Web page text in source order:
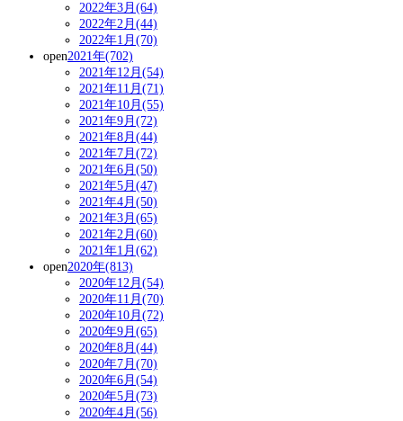
2022年3月(64)
2022年2月(44)
2022年1月(70)
open2021年(702)
2021年12月(54)
2021年11月(71)
2021年10月(55)
2021年9月(72)
2021年8月(44)
2021年7月(72)
2021年6月(50)
2021年5月(47)
2021年4月(50)
2021年3月(65)
2021年2月(60)
2021年1月(62)
open2020年(813)
2020年12月(54)
2020年11月(70)
2020年10月(72)
2020年9月(65)
2020年8月(44)
2020年7月(70)
2020年6月(54)
2020年5月(73)
2020年4月(56)